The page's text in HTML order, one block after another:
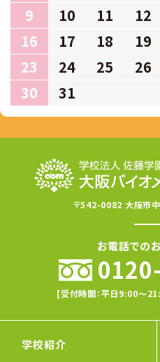
9
10 11 12
16
17 18 19
23
24 25 26
30
31
〒542-0082 大阪市
お電話での
[受付時間：平日9:00〜
学校紹介